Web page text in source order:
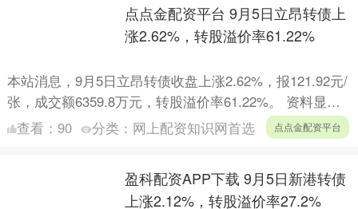
点点金配资平台 9月5日立昂转债上
涨2.62%，转股溢价率61.22%
本站消息，9月5日立昂转债收盘上涨2.62%，报121.92元/
张，成交额6359.8万元，转股溢价率61.22%。 资料显
示，立昂转债信用级别为“AA”，债券....
查看： 90 分类： 网上配资知识网首选 点点金配资平台
盈科配资APP下载 9月5日新港转债
上涨2.12%，转股溢价率27.2%